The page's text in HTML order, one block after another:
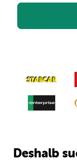
Deshalb